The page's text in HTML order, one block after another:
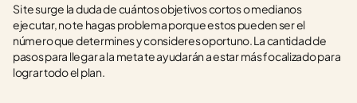
Si te surge la duda de cuántos objetivos cortos o medianos
ejecutar, no te hagas problema porque estos pueden ser el
número que determines y consideres oportuno. La cantidad de
pasos para llegar a la meta te ayudarán a estar más focalizado para
lograr todo el plan.